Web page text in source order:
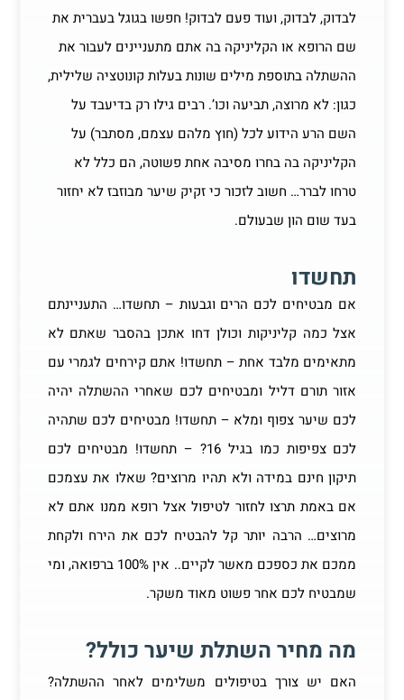
לבדוק, לבדוק, ועוד פעם לבדוק! חפשו בגוגל בעברית את
שם הרופא או הקליניקה בה אתם מתעניינים לעבור את
ההשתלה בתוספת מילים שונות בעלות קונוטציה שלילית,
כגון: לא מרוצה, תביעה וכו’. רבים גילו רק בדיעבד על
השם הרע הידוע לכל (חוץ מלהם עצמם, מסתבר) על
הקליניקה בה בחרו מסיבה אחת פשוטה, הם כלל לא
טרחו לברר… חשוב לזכור כי זקיק שיער מבוזבז לא יחזור
בעד שום הון שבעולם.
תחשדו
אם מבטיחים לכם הרים וגבעות – תחשדו… התעניינתם
אצל כמה קליניקות וכולן דחו אתכן בהסבר שאתם לא
מתאימים מלבד אחת – תחשדו! אתם קירחים לגמרי עם
אזור תורם דליל ומבטיחים לכם שאחרי ההשתלה יהיה
לכם שיער צפוף ומלא – תחשדו! מבטיחים לכם שתהיה
לכם צפיפות כמו בגיל 16? – תחשדו! מבטיחים לכם
תיקון חינם במידה ולא תהיו מרוצים? שאלו את עצמכם
אם באמת תרצו לחזור לטיפול אצל רופא ממנו אתם לא
מרוצים… הרבה יותר קל להבטיח לכם את הירח ולקחת
ממכם את כספכם מאשר לקיים.. אין 100% ברפואה, ומי
שמבטיח לכם אחר פשוט מאוד משקר.
מה מחיר השתלת שיער כולל?
האם יש צורך בטיפולים משלימים לאחר ההשתלה?